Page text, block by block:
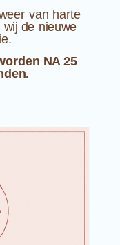
van harte
de nieuwe
NA 25